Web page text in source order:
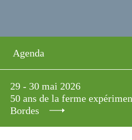
Agenda
29 - 30 mai 2026
50 ans de la ferme
Bordes